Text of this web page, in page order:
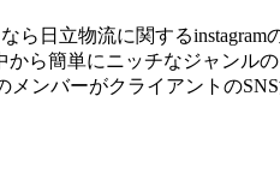
ら日立物流に関する
ら簡単にニッチなジャンル
ンバーがクライアントの